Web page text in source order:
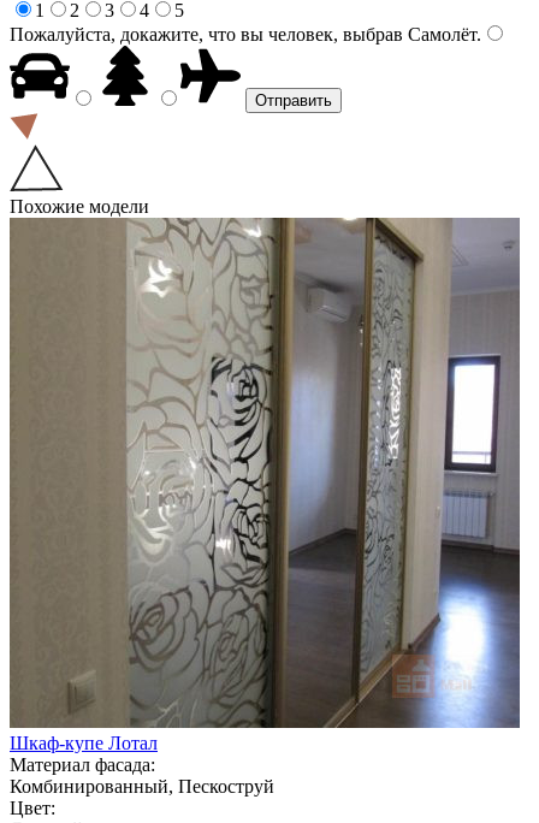
1
2 3 4
5
Пожалуйста, докажите, что вы человек, выбрав Самолёт.
Похожие модели
Шкаф-купе Лотал
Материал фасада:
Комбинированный, Пескоструй
Цвет: